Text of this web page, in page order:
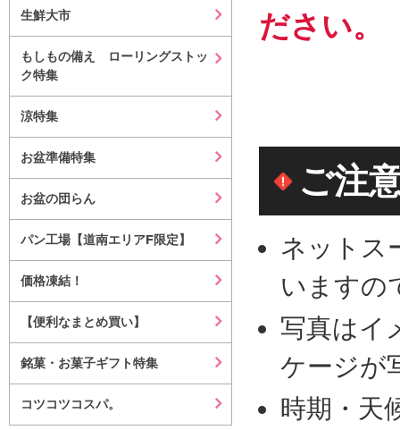
生鮮大市
もしもの備え ローリングストッ
ク特集
涼特集
お盆準備特集
お盆の団らん
パン工場【道南エリアF限定】
価格凍結！
【便利なまとめ買い】
銘菓・お菓子ギフト特集
コツコツコスパ。
ださい。
ご注
ネットス
いますの
写真はイ
ケージが
時期・天